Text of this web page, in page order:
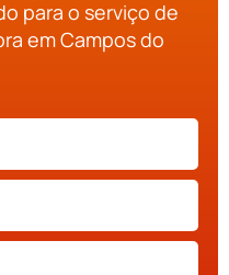
para o serviço de
em Campos do